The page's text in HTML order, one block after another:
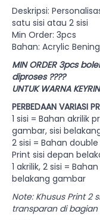
Deskripsi:
satu sisi atau 2 sisi
Min Order: 3pcs
Bahan: Acrylic
MIN ORDER 3pcs
diproses ????
UNTUK WARNA
PERBEDAAN VARIASI
1 sisi = Bahan akrilik
gambar, sisi
2 sisi = Bahan
Print sisi depan
1 akrilik, 2 sisi =
belakang gambar
Note: Khusus Print 2
transparan di